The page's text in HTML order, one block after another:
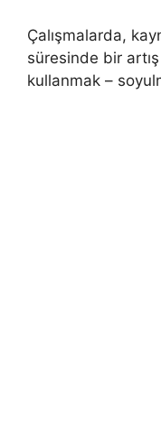
Çalışmalarda,
süresinde bir
kullanmak –